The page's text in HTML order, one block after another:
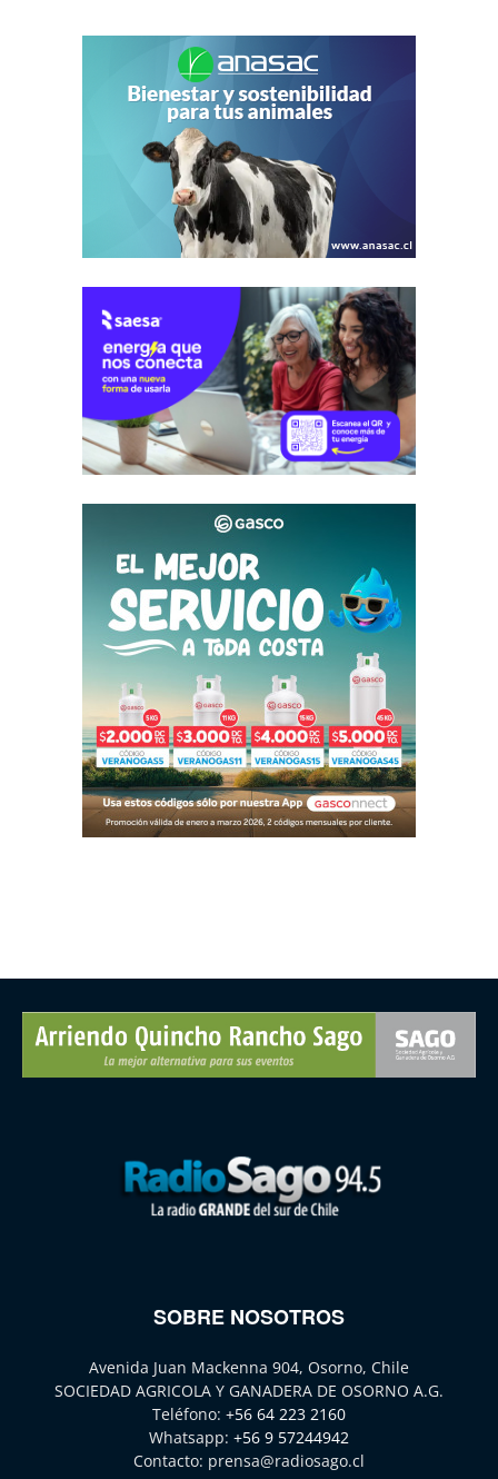
SOBRE NOSOTROS
Avenida Juan Mackenna 904, Osorno, Chile
SOCIEDAD AGRICOLA Y GANADERA DE OSORNO A.G.
Teléfono: +56 64 223 2160
Whatsapp: +56 9 57244942
Contacto: prensa@radiosago.cl